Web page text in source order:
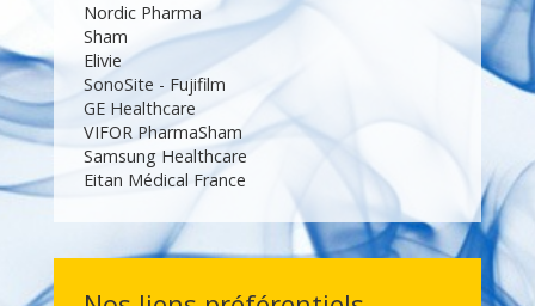
Nordic Pharma
Sham
Elivie
SonoSite - Fujifilm
GE Healthcare
VIFOR PharmaSham
Samsung Healthcare
Eitan Médical France